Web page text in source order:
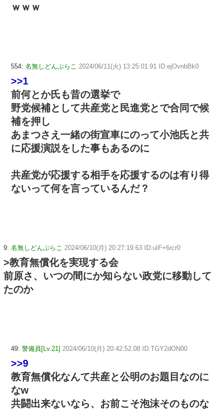
ｗｗｗ
554: 名無しどんぶらこ 2024/06/11(火) 13:25:01.91 ID:ejOvnbBk0
>>1
前何とか氏も昔の選挙で
野党候補として共産党と民進党とで合同で候
補を押し
あまつさえ一緒の街宣車にのって小池氏と共
に応援演説をした事もあるのに
共産党が応援する相手を応援するのは有り得
ないって何を言っているんだ？
9: 名無しどんぶらこ 2024/06/10(月) 20:27:19.63 ID:uIF+6rcr0
>教育無償化を実現する会
前原さ、いつの間にか知らない政党に移動して
たのか
49: 警備員[Lv.21] 2024/06/10(月) 20:42:52.08 ID:TGY2dON00
>>9
教育無償化なんて共産と公明のお題目なのに
なw
共闘出来ないなら、お前こそ泡沫そのものな